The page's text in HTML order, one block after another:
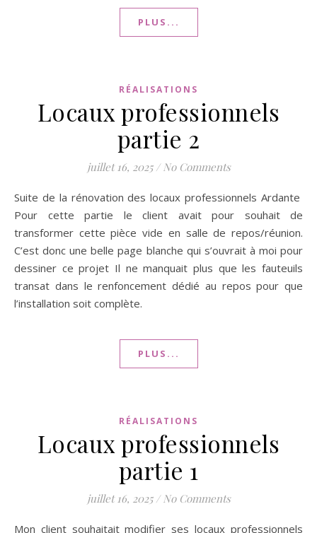
PLUS...
RÉALISATIONS
Locaux professionnels
partie 2
juillet 16, 2025 / No Comments
Suite de la rénovation des locaux professionnels Ardante
Pour cette partie le client avait pour souhait de
transformer cette pièce vide en salle de repos/réunion.
C’est donc une belle page blanche qui s’ouvrait à moi pour
dessiner ce projet Il ne manquait plus que les fauteuils
transat dans le renfoncement dédié au repos pour que
l’installation soit complète.
PLUS...
RÉALISATIONS
Locaux professionnels
partie 1
juillet 16, 2025 / No Comments
Mon client souhaitait modifier ses locaux professionnels